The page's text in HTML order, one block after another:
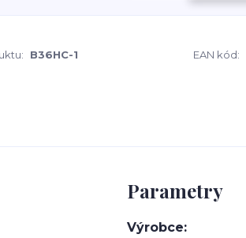
B36HC-1 EAN kód:
Parametry
Výrobce